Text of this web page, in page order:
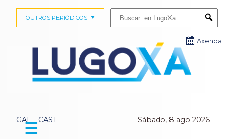
GAL CAST Sábado, 8 ago 2026
OUTROS PERIÓDICOS
Axenda
☰